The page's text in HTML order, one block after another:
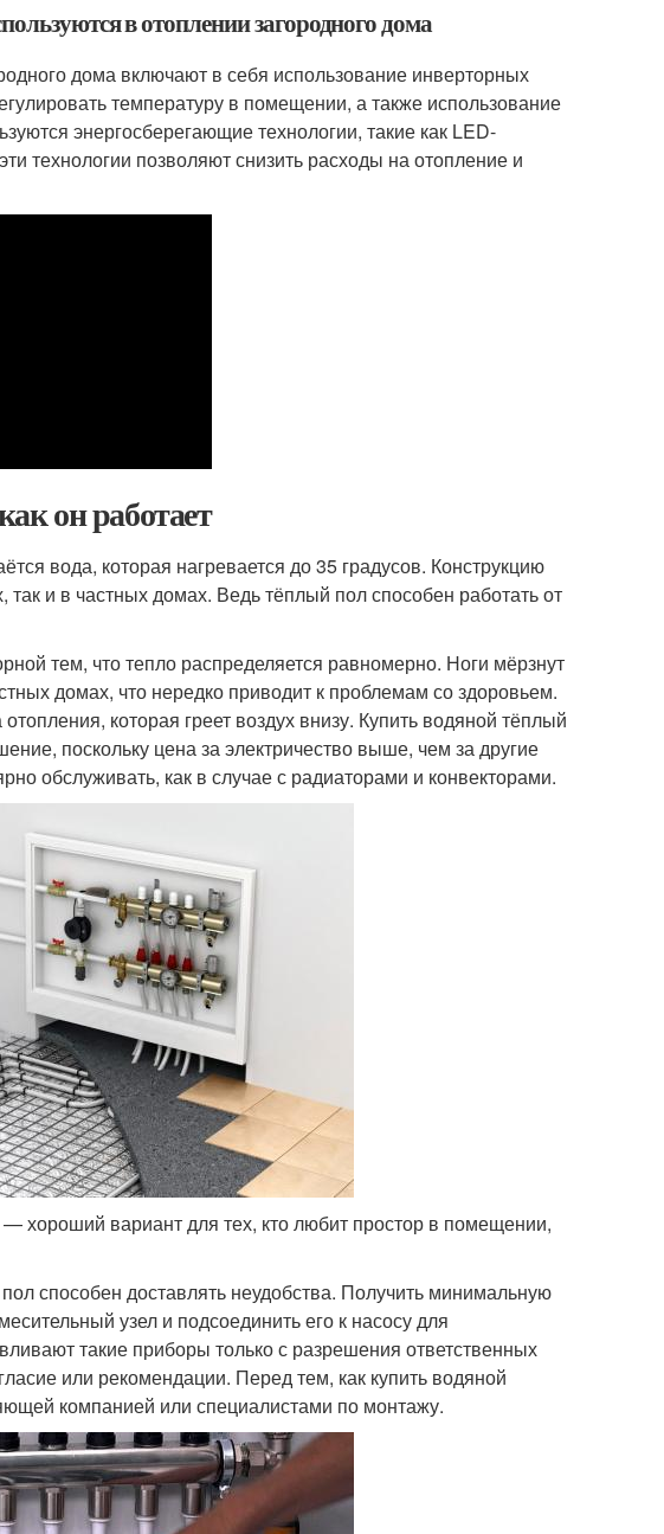
в отоплении загородного дома
дома включают в себя использование инверторных
температуру в помещении, а также использование
энергосберегающие технологии, такие как LED-
технологии позволяют снизить расходы на отопление и
он работает
вода, которая нагревается до 35 градусов. Конструкцию
и в частных домах. Ведь тёплый пол способен работать от
тем, что тепло распределяется равномерно. Ноги мёрзнут
домах, что нередко приводит к проблемам со здоровьем.
которая греет воздух внизу. Купить водяной тёплый
поскольку цена за электричество выше, чем за другие
обслуживать, как в случае с радиаторами и конвекторами.
хороший вариант для тех, кто любит простор в помещении,
способен доставлять неудобства. Получить минимальную
узел и подсоединить его к насосу для
такие приборы только с разрешения ответственных
или рекомендации. Перед тем, как купить водяной
компанией или специалистами по монтажу.